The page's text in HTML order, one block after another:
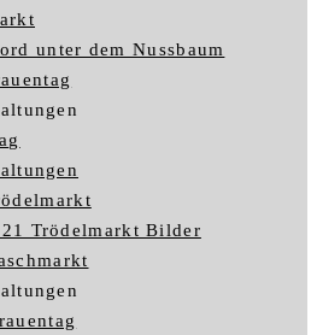
unter dem Nussbaum
Trödelmarkt Bilder